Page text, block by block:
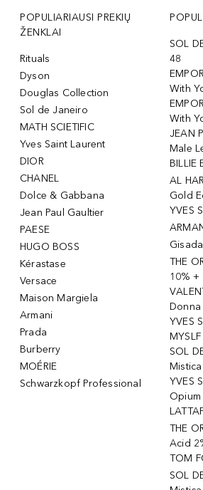
POPULIARIAUSI PREKIŲ
ŽENKLAI
Rituals
Dyson
Douglas Collection
Sol de Janeiro
MATH SCIETIFIC
Yves Saint Laurent
DIOR
CHANEL
Dolce & Gabbana
Jean Paul Gaultier
PAESE
HUGO BOSS
Kérastase
Versace
Maison Margiela
Armani
Prada
Burberry
MOÉRIE
Schwarzkopf Professional
SOL
48
With
With
JEAN
Male
BILLIE
AL
Gold
YVES
THE
10% +
Donna
YVES
MYSLF
SOL
Mistica
YVES
Opium
THE
Acid
TOM
SOL